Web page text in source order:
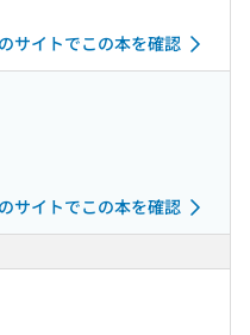
サイトでこの本を確認
サイトでこの本を確認